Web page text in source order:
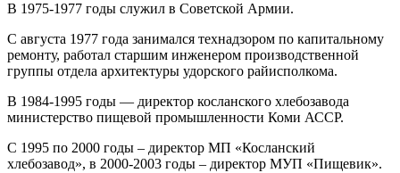
В 1975-1977 годы служил в Советской Армии.
С августа 1977 года занимался технадзором по капитальному
ремонту, работал старшим инженером производственной
группы отдела архитектуры удорского райисполкома.
В 1984-1995 годы — директор косланского хлебозавода
министерство пищевой промышленности Коми АССР.
С 1995 по 2000 годы – директор МП «Косланский
хлебозавод», в 2000-2003 годы – директор МУП «Пищевик».